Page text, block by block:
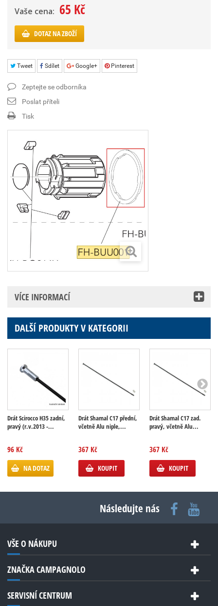
Vaše cena: 65 Kč
DOTAZ NA ZBOŽÍ
Tweet Sdílet Google+ Pinterest
Zeptejte se odborníka
Poslat příteli
Tisk
VÍCE INFORMACÍ
DALŠÍ PRODUKTY V KATEGORII
Drát Scirocco H35 zadní,
pravý (r.v.2013 -...
96 Kč
NA DOTAZ
Drát Shamal C17 přední,
včetně Alu niple,...
367 Kč
KOUPIT
Drát Shamal C17 zad.
pravý, včetně Alu...
367 Kč
KOUPIT
Následujte nás
VŠE O NÁKUPU
ZNAČKA CAMPAGNOLO
SERVISNÍ CENTRUM